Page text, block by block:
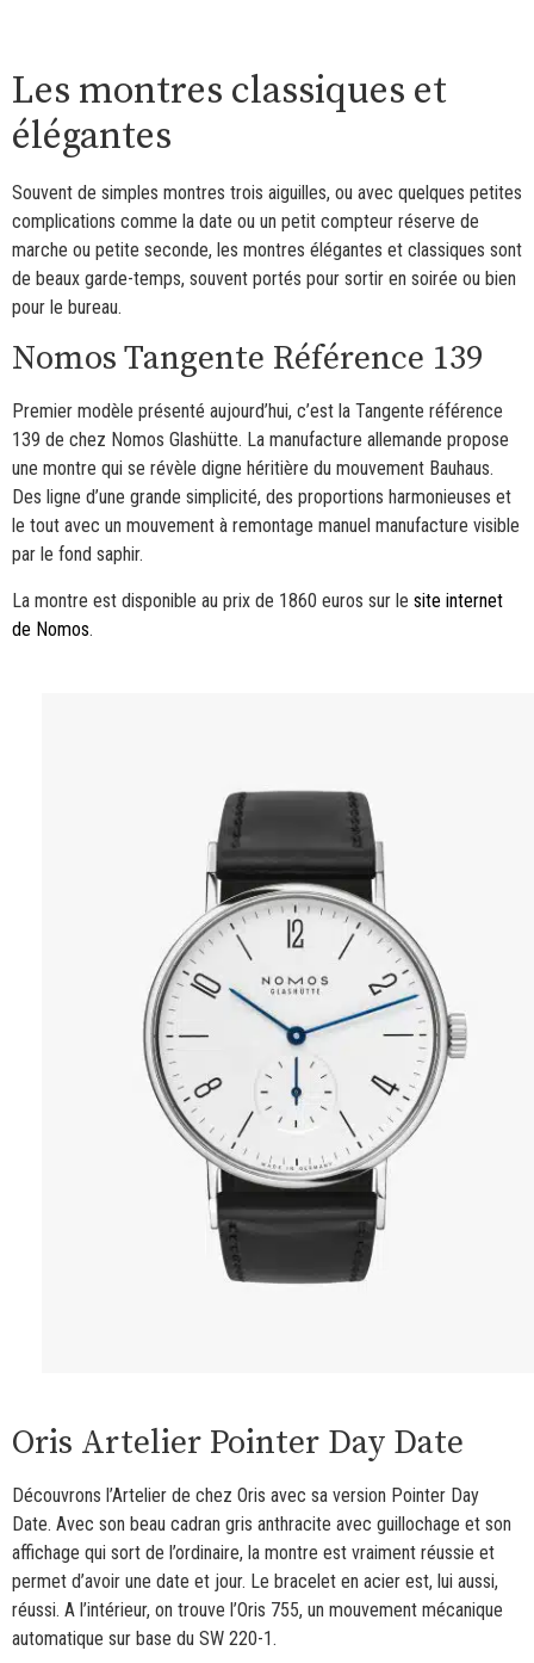
Les montres classiques et
élégantes
Souvent de simples montres trois aiguilles, ou avec quelques petites
complications comme la date ou un petit compteur réserve de
marche ou petite seconde, les montres élégantes et classiques sont
de beaux garde-temps, souvent portés pour sortir en soirée ou bien
pour le bureau.
Nomos Tangente Référence 139
Premier modèle présenté aujourd’hui, c’est la Tangente référence
139 de chez Nomos Glashütte. La manufacture allemande propose
une montre qui se révèle digne héritière du mouvement Bauhaus.
Des ligne d’une grande simplicité, des proportions harmonieuses et
le tout avec un mouvement à remontage manuel manufacture visible
par le fond saphir.
La montre est disponible au prix de 1860 euros sur le site internet
de Nomos.
Oris Artelier Pointer Day Date
Découvrons l’Artelier de chez Oris avec sa version Pointer Day
Date. Avec son beau cadran gris anthracite avec guillochage et son
affichage qui sort de l’ordinaire, la montre est vraiment réussie et
permet d’avoir une date et jour. Le bracelet en acier est, lui aussi,
réussi. A l’intérieur, on trouve l’Oris 755, un mouvement mécanique
automatique sur base du SW 220-1.